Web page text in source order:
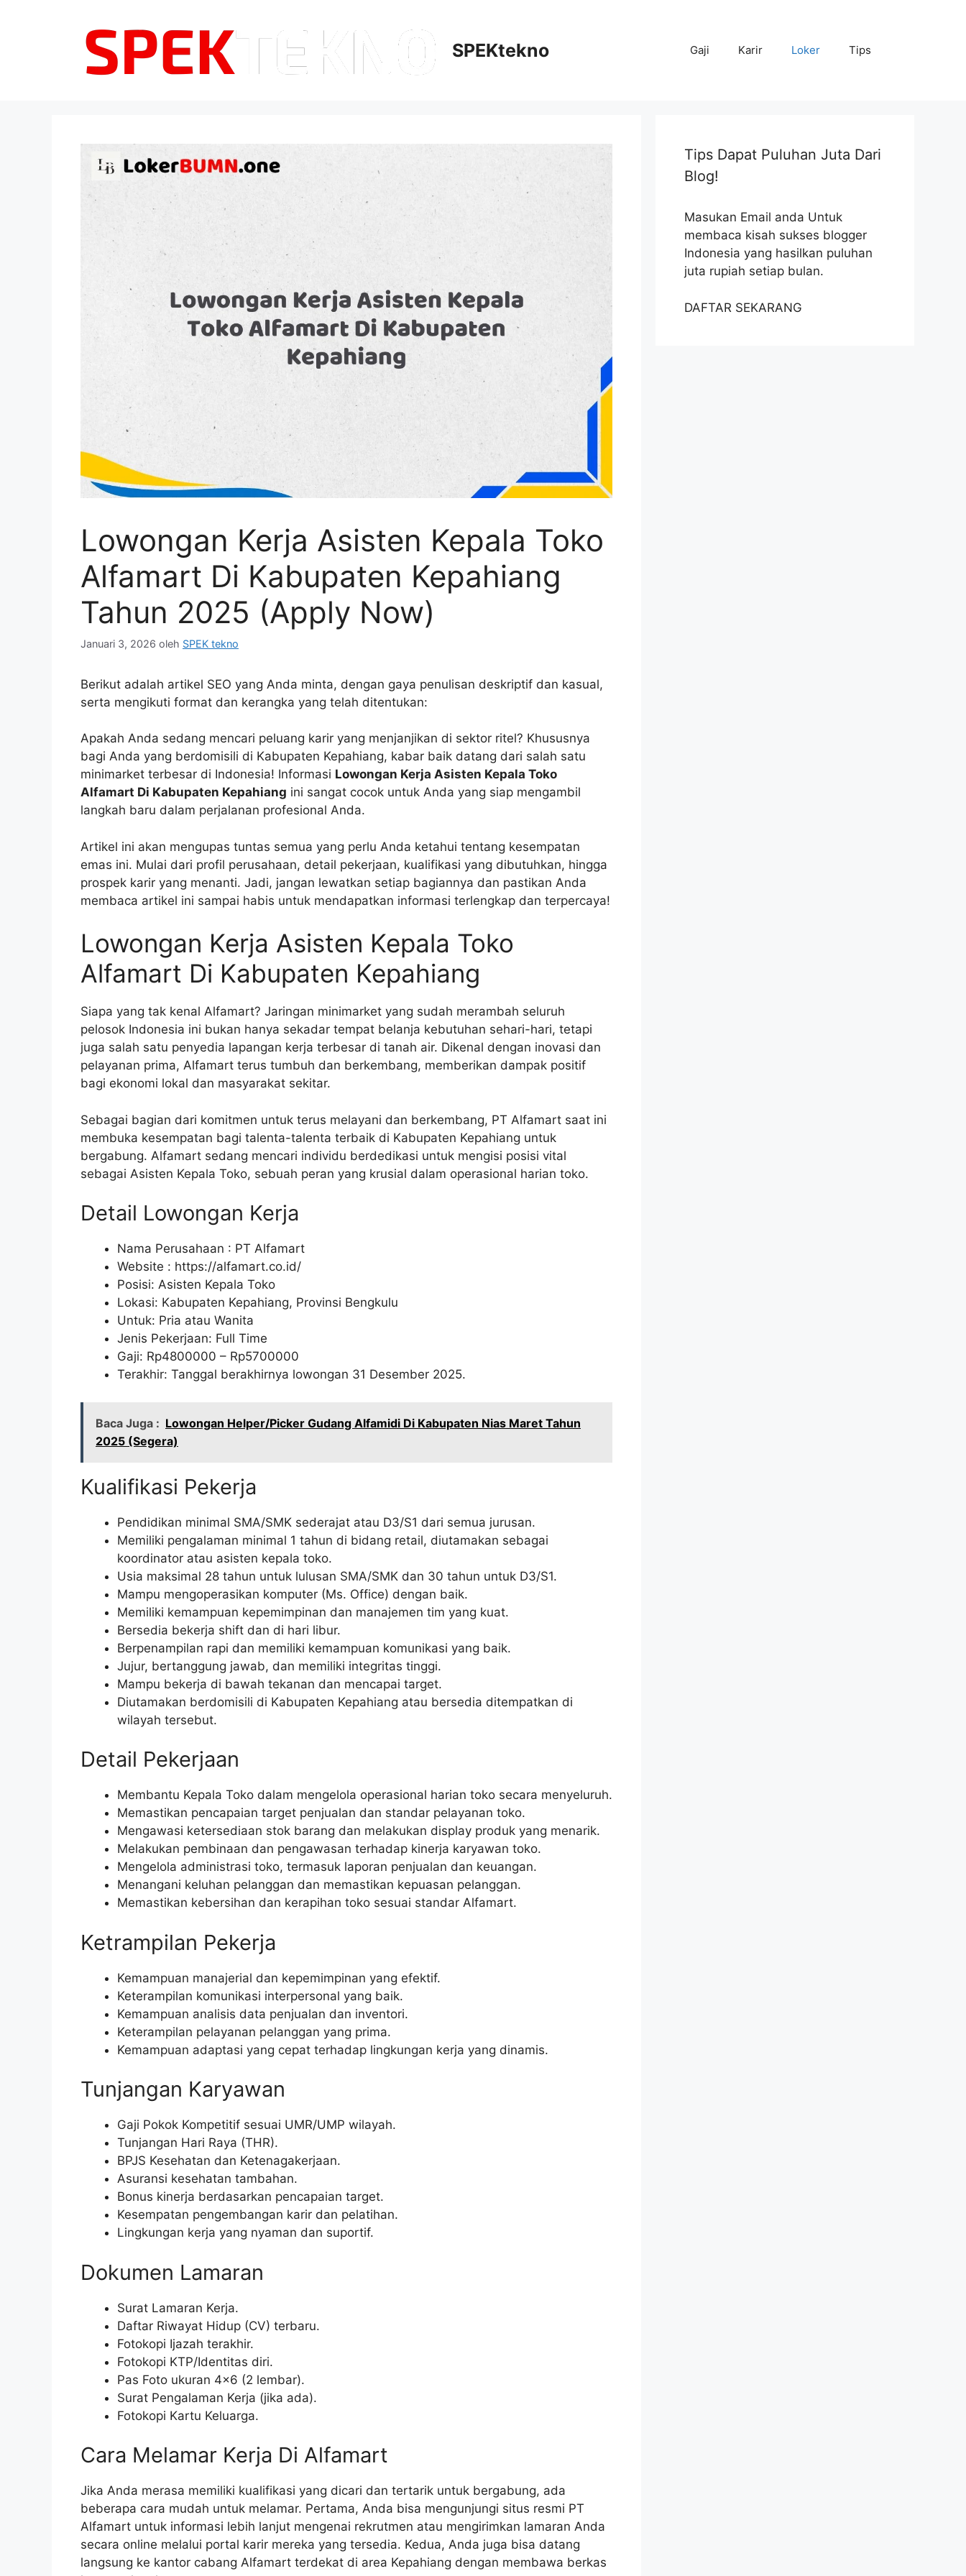
SPEKtekno Gaji Karir Loker Tips
Lowongan Kerja Asisten Kepala Toko
Alfamart Di Kabupaten Kepahiang
Tahun 2025 (Apply Now)
Januari 3, 2026 oleh SPEK tekno
Berikut adalah artikel SEO yang Anda minta, dengan gaya penulisan deskriptif dan kasual,
serta mengikuti format dan kerangka yang telah ditentukan:
Apakah Anda sedang mencari peluang karir yang menjanjikan di sektor ritel? Khususnya
bagi Anda yang berdomisili di Kabupaten Kepahiang, kabar baik datang dari salah satu
minimarket terbesar di Indonesia! Informasi Lowongan Kerja Asisten Kepala Toko
Alfamart Di Kabupaten Kepahiang ini sangat cocok untuk Anda yang siap mengambil
langkah baru dalam perjalanan profesional Anda.
Artikel ini akan mengupas tuntas semua yang perlu Anda ketahui tentang kesempatan
emas ini. Mulai dari profil perusahaan, detail pekerjaan, kualifikasi yang dibutuhkan, hingga
prospek karir yang menanti. Jadi, jangan lewatkan setiap bagiannya dan pastikan Anda
membaca artikel ini sampai habis untuk mendapatkan informasi terlengkap dan terpercaya!
Lowongan Kerja Asisten Kepala Toko
Alfamart Di Kabupaten Kepahiang
Siapa yang tak kenal Alfamart? Jaringan minimarket yang sudah merambah seluruh
pelosok Indonesia ini bukan hanya sekadar tempat belanja kebutuhan sehari-hari, tetapi
juga salah satu penyedia lapangan kerja terbesar di tanah air. Dikenal dengan inovasi dan
pelayanan prima, Alfamart terus tumbuh dan berkembang, memberikan dampak positif
bagi ekonomi lokal dan masyarakat sekitar.
Sebagai bagian dari komitmen untuk terus melayani dan berkembang, PT Alfamart saat ini
membuka kesempatan bagi talenta-talenta terbaik di Kabupaten Kepahiang untuk
bergabung. Alfamart sedang mencari individu berdedikasi untuk mengisi posisi vital
sebagai Asisten Kepala Toko, sebuah peran yang krusial dalam operasional harian toko.
Detail Lowongan Kerja
Nama Perusahaan : PT Alfamart
Website : https://alfamart.co.id/
Posisi: Asisten Kepala Toko
Lokasi: Kabupaten Kepahiang, Provinsi Bengkulu
Untuk: Pria atau Wanita
Jenis Pekerjaan: Full Time
Gaji: Rp4800000 – Rp5700000
Terakhir: Tanggal berakhirnya lowongan 31 Desember 2025.
Baca Juga : Lowongan Helper/Picker Gudang Alfamidi Di Kabupaten Nias Maret Tahun
2025 (Segera)
Kualifikasi Pekerja
Pendidikan minimal SMA/SMK sederajat atau D3/S1 dari semua jurusan.
Memiliki pengalaman minimal 1 tahun di bidang retail, diutamakan sebagai
koordinator atau asisten kepala toko.
Usia maksimal 28 tahun untuk lulusan SMA/SMK dan 30 tahun untuk D3/S1.
Mampu mengoperasikan komputer (Ms. Office) dengan baik.
Memiliki kemampuan kepemimpinan dan manajemen tim yang kuat.
Bersedia bekerja shift dan di hari libur.
Berpenampilan rapi dan memiliki kemampuan komunikasi yang baik.
Jujur, bertanggung jawab, dan memiliki integritas tinggi.
Mampu bekerja di bawah tekanan dan mencapai target.
Diutamakan berdomisili di Kabupaten Kepahiang atau bersedia ditempatkan di
wilayah tersebut.
Detail Pekerjaan
Membantu Kepala Toko dalam mengelola operasional harian toko secara menyeluruh.
Memastikan pencapaian target penjualan dan standar pelayanan toko.
Mengawasi ketersediaan stok barang dan melakukan display produk yang menarik.
Melakukan pembinaan dan pengawasan terhadap kinerja karyawan toko.
Mengelola administrasi toko, termasuk laporan penjualan dan keuangan.
Menangani keluhan pelanggan dan memastikan kepuasan pelanggan.
Memastikan kebersihan dan kerapihan toko sesuai standar Alfamart.
Ketrampilan Pekerja
Kemampuan manajerial dan kepemimpinan yang efektif.
Keterampilan komunikasi interpersonal yang baik.
Kemampuan analisis data penjualan dan inventori.
Keterampilan pelayanan pelanggan yang prima.
Kemampuan adaptasi yang cepat terhadap lingkungan kerja yang dinamis.
Tunjangan Karyawan
Gaji Pokok Kompetitif sesuai UMR/UMP wilayah.
Tunjangan Hari Raya (THR).
BPJS Kesehatan dan Ketenagakerjaan.
Asuransi kesehatan tambahan.
Bonus kinerja berdasarkan pencapaian target.
Kesempatan pengembangan karir dan pelatihan.
Lingkungan kerja yang nyaman dan suportif.
Dokumen Lamaran
Surat Lamaran Kerja.
Daftar Riwayat Hidup (CV) terbaru.
Fotokopi Ijazah terakhir.
Fotokopi KTP/Identitas diri.
Pas Foto ukuran 4×6 (2 lembar).
Surat Pengalaman Kerja (jika ada).
Fotokopi Kartu Keluarga.
Cara Melamar Kerja Di Alfamart
Jika Anda merasa memiliki kualifikasi yang dicari dan tertarik untuk bergabung, ada
beberapa cara mudah untuk melamar. Pertama, Anda bisa mengunjungi situs resmi PT
Alfamart untuk informasi lebih lanjut mengenai rekrutmen atau mengirimkan lamaran Anda
secara online melalui portal karir mereka yang tersedia. Kedua, Anda juga bisa datang
langsung ke kantor cabang Alfamart terdekat di area Kepahiang dengan membawa berkas
Tips Dapat Puluhan Juta Dari
Blog!
Masukan Email anda Untuk
membaca kisah sukses blogger
Indonesia yang hasilkan puluhan
juta rupiah setiap bulan.
DAFTAR SEKARANG